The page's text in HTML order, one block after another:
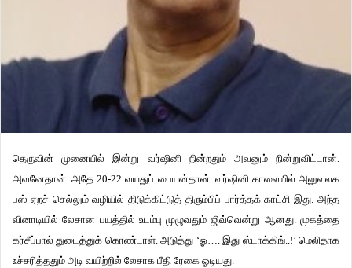
தெருவின் முனையில் இன்று வர்ஷினி நின்றதும் அவனும் நின்றுவிட்டான்.
அவனேதான். அதே 20-22 வயதுப் பையன்தான். வர்ஷினி காலையில் அலுவலக
பஸ் ஏறச் செல்லும் வழியில் திடுக்கிட்டுத் திரும்பிப் பார்த்தக் காட்சி இது. அந்த
வினாடியில் லேசான பயத்தில் உடம்பு முழுவதும் ஜிவ்வென்று ஆனது. முகத்தை
கர்சீப்பால் துடைத்துக் கொண்டாள். அடுத்து ‘ஓ…. இது ஸ்டாக்கிங்..!’ மெலிதாக
உச்சரித்ததும் அடி வயிற்றில் லேசாக பீதி ரேகை ஓடியது.